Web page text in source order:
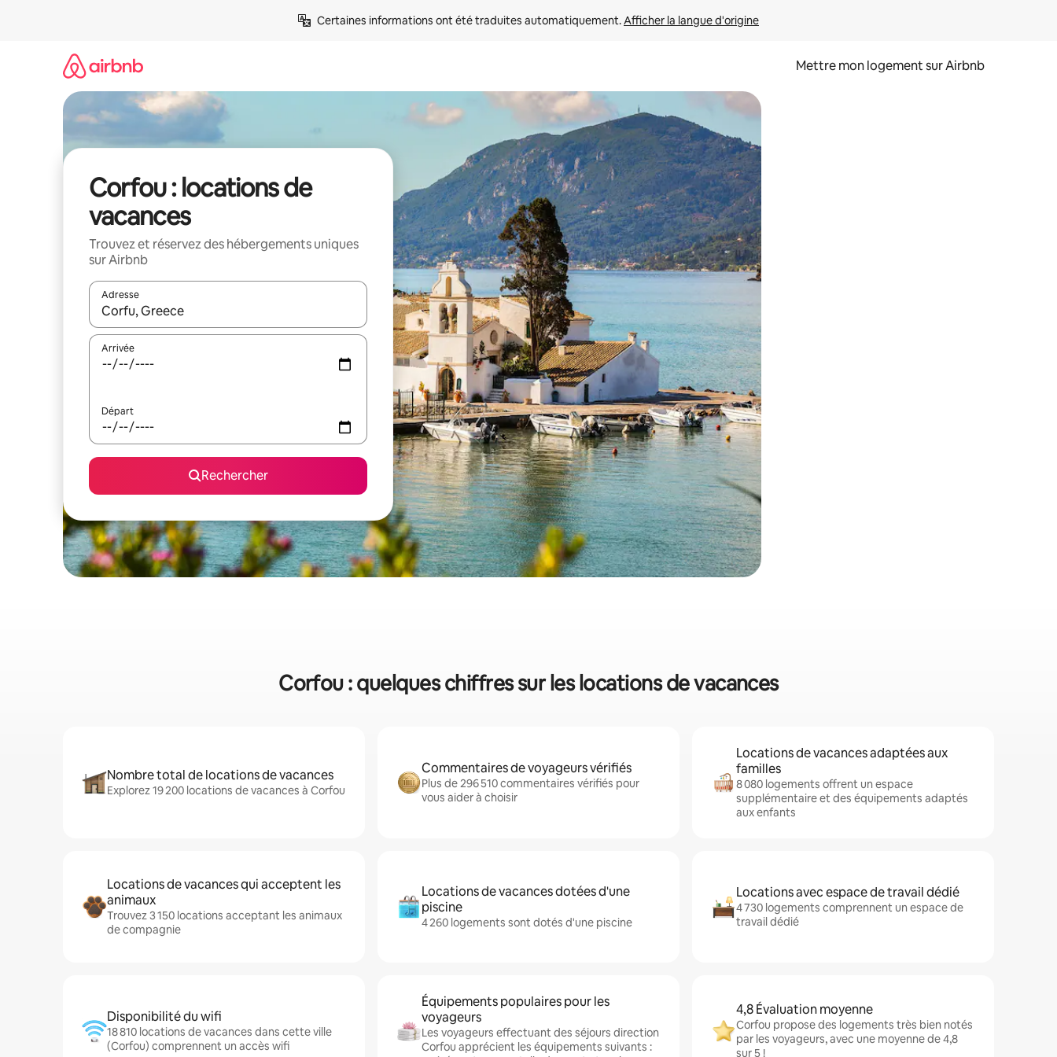
Certaines informations ont été traduites automatiquement. Afficher la langue d'origine
Mettre mon logement sur Airbnb
Corfou : locations de
vacances
Trouvez et réservez des hébergements uniques
sur Airbnb
Adresse
Lorsque les résultats s'affichent, utilisez les flèches vers le haut et vers le bas pour les parcourir ou en appuyant et en faisant glisser.
Arrivée
Départ
Rechercher
Corfou : quelques chiffres sur les locations de vacances
Nombre total de locations de vacances
Explorez 19 200 locations de vacances à Corfou
Commentaires de voyageurs vérifiés
Plus de 296 510 commentaires vérifiés pour
vous aider à choisir
Locations de vacances adaptées aux
familles
8 080 logements offrent un espace
supplémentaire et des équipements adaptés
aux enfants
Locations de vacances qui acceptent les
animaux
Trouvez 3 150 locations acceptant les animaux
de compagnie
Locations de vacances dotées d'une
piscine
4 260 logements sont dotés d'une piscine
Locations avec espace de travail dédié
4 730 logements comprennent un espace de
travail dédié
Disponibilité du wifi
18 810 locations de vacances dans cette ville
(Corfou) comprennent un accès wifi
Équipements populaires pour les
voyageurs
Les voyageurs effectuant des séjours direction
Corfou apprécient les équipements suivants :
4,8 Évaluation moyenne
Corfou propose des logements très bien notés
par les voyageurs, avec une moyenne de 4,8
sur 5 !